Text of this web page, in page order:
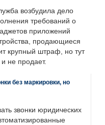
возбудила дело
требований о
приложений
продающиеся
крупный штраф, но тут
не продает.
без маркировки, но
звонки юридических